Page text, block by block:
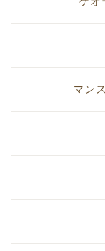
マン